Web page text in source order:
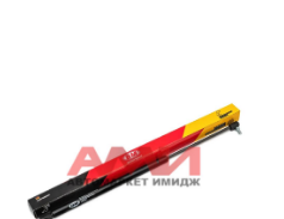
БЫСТРЫЙ ПРОСМОТР